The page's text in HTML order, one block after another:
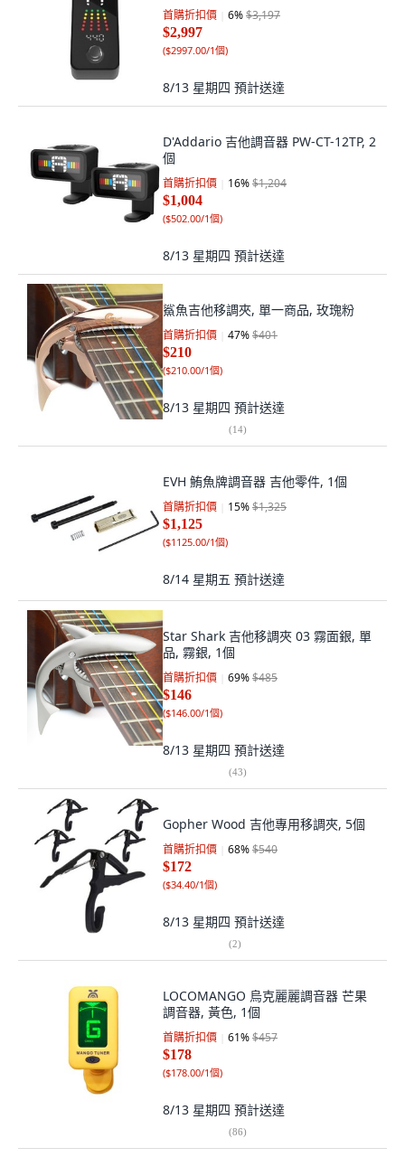
首購折扣價 6%$3,197
$2,997
($2997.00/1個)
8/13 星期四 預計送達
D'Addario 吉他調音器 PW-CT-12TP, 2
個
首購折扣價 16%$1,204
$1,004
($502.00/1個)
8/13 星期四 預計送達
鯊魚吉他移調夾, 單一商品, 玫瑰粉
首購折扣價 47%$401
$210
($210.00/1個)
8/13 星期四 預計送達
(14)
EVH 鮪魚牌調音器 吉他零件, 1個
首購折扣價 15%$1,325
$1,125
($1125.00/1個)
8/14 星期五 預計送達
Star Shark 吉他移調夾 03 霧面銀, 單
品, 霧銀, 1個
首購折扣價 69%$485
$146
($146.00/1個)
8/13 星期四 預計送達
(43)
Gopher Wood 吉他專用移調夾, 5個
首購折扣價 68%$540
$172
($34.40/1個)
8/13 星期四 預計送達
(2)
LOCOMANGO 烏克麗麗調音器 芒果
調音器, 黃色, 1個
首購折扣價 61%$457
$178
($178.00/1個)
8/13 星期四 預計送達
(86)